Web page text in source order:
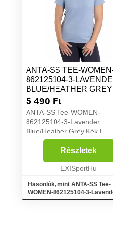
ANTA-SS TEE-
862125104-3-
BLUE/HEATHER GREY
L
5 490 Ft
ANTA-SS Tee-WOMEN-
862125104-3-Lavender
Blue/Heather Grey Kék L...
Részletek
EXISportHu
Hasonlók, mint ANTA-SS Tee-
WOMEN-862125104-3-
Blue/Heather Grey Kék L